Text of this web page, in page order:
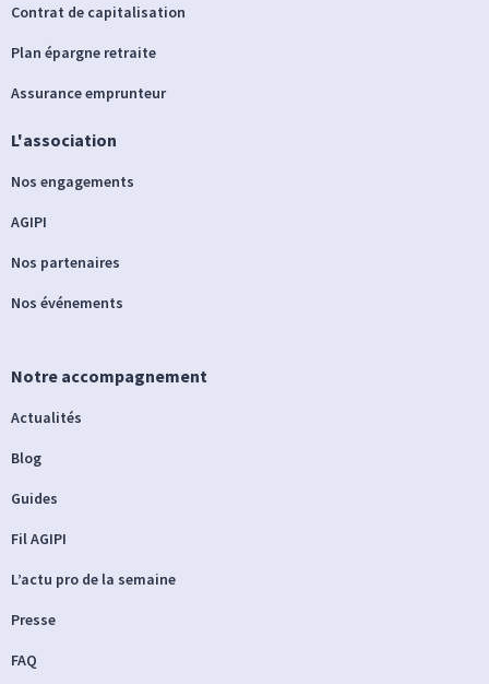
Contrat de capitalisation
Plan épargne retraite
Assurance emprunteur
L'association
Nos engagements
AGIPI
Nos partenaires
Nos événements
Notre accompagnement
Actualités
Blog
Guides
Fil AGIPI
L’actu pro de la semaine
Presse
FAQ